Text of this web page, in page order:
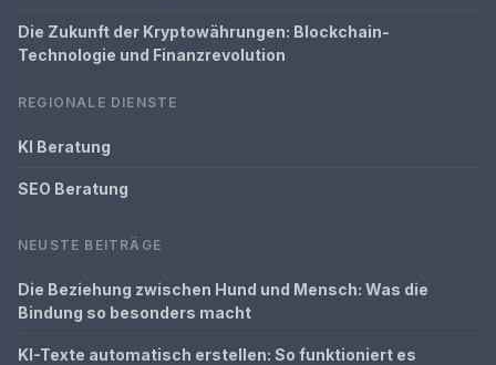
Die Zukunft der Kryptowährungen: Blockchain-
Technologie und Finanzrevolution
REGIONALE DIENSTE
KI Beratung
SEO Beratung
NEUSTE BEITRÄGE
Die Beziehung zwischen Hund und Mensch: Was die
Bindung so besonders macht
KI-Texte automatisch erstellen: So funktioniert es